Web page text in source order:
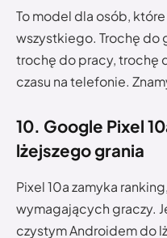
To model dla osób,
wszystkiego. Trochę do
trochę do pracy, trochę
czasu na telefonie.
10. Google Pixel
lżejszego grania
Pixel 10a zamyka
wymagających graczy.
czystym Androidem do